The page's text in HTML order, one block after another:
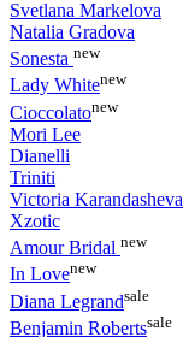
Svetlana Markelova
Natalia Gradova
Sonesta new
Lady Whitenew
Cioccolatonew
Mori Lee
Dianelli
Triniti
Victoria Karandasheva
Xzotic
Amour Bridal new
In Lovenew
Diana Legrandsale
Benjamin Robertssale